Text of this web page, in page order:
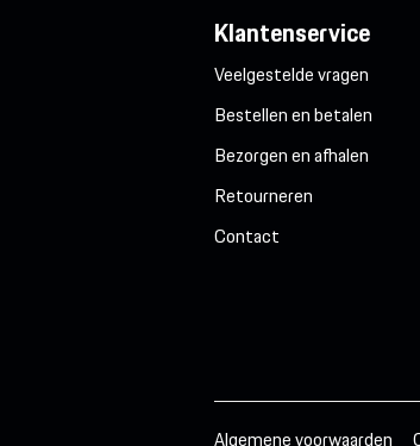
Klantenservice
Veelgestelde vragen
Bestellen en betalen
Bezorgen en afhalen
Retourneren
Contact
Algemene voorwaarden